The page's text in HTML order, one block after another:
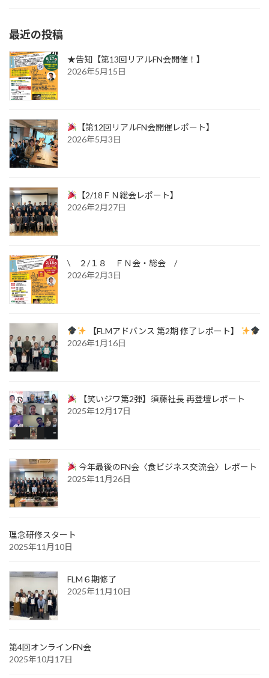
最近の投稿
★告知【第13回リアルFN会開催！】
2026年5月15日
【第12回リアルFN会開催レポート】
2026年5月3日
【2/18ＦＮ総会レポート】
2026年2月27日
\ ２/１８ ＦＮ会・総会 /
2026年2月3日
【FLMアドバンス 第2期 修了レポート】
2026年1月16日
【笑いジワ第2弾】須藤社長 再登壇レポート
2025年12月17日
今年最後のFN会〈食ビジネス交流会〉レポート
2025年11月26日
理念研修スタート
2025年11月10日
FLM６期修了
2025年11月10日
第4回オンラインFN会
2025年10月17日